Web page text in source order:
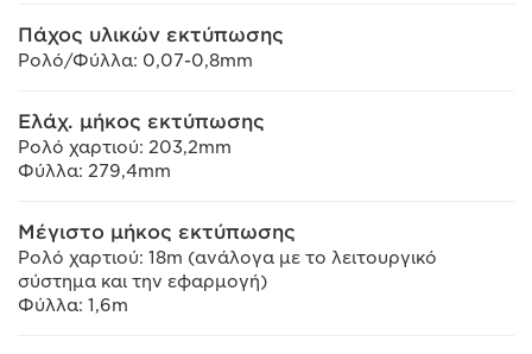
Πάχος υλικών εκτύπωσης
Ρολό/Φύλλα: 0,07-0,8mm
Ελάχ. μήκος εκτύπωσης
Ρολό χαρτιού: 203,2mm
Φύλλα: 279,4mm
Μέγιστο μήκος εκτύπωσης
Ρολό χαρτιού: 18m (ανάλογα με το λειτουργικό
σύστημα και την εφαρμογή)
Φύλλα: 1,6m